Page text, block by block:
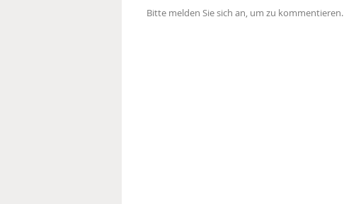
Bitte melden Sie sich an, um zu kommentieren.